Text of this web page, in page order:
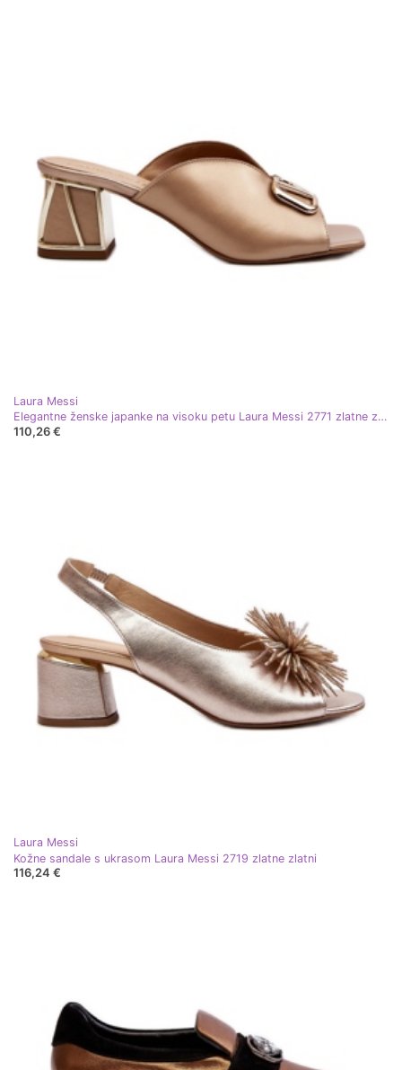
Laura Messi
Elegantne ženske japanke na visoku petu Laura Messi 2771 zlatne zlatni
110,26 €
Laura Messi
Kožne sandale s ukrasom Laura Messi 2719 zlatne zlatni
116,24 €